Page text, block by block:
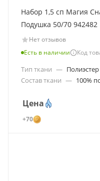
Набор 1,5 сп Магия
Подушка 50/70 942482
Нет отзывов
Есть в наличии
Код
Тип ткани — Полиэстер
Состав ткани — 100%
Цена
+70